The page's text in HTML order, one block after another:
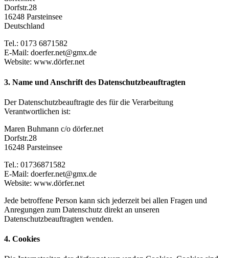
Dorfstr.28
16248 Parsteinsee
Deutschland
Tel.: 0173 6871582
E-Mail: doerfer.net@gmx.de
Website: www.dörfer.net
3. Name und Anschrift des Datenschutzbeauftragten
Der Datenschutzbeauftragte des für die Verarbeitung
Verantwortlichen ist:
Maren Buhmann c/o dörfer.net
Dorfstr.28
16248 Parsteinsee
Tel.: 01736871582
E-Mail: doerfer.net@gmx.de
Website: www.dörfer.net
Jede betroffene Person kann sich jederzeit bei allen Fragen und
Anregungen zum Datenschutz direkt an unseren
Datenschutzbeauftragten wenden.
4. Cookies